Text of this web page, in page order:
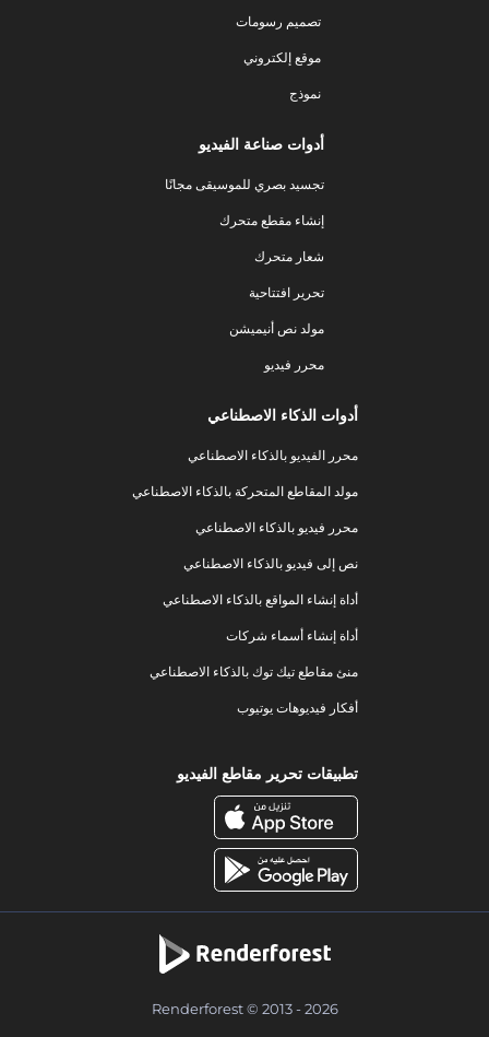
تصميم رسومات
موقع إلكتروني
نموذج
أدوات صناعة الفيديو
تجسيد بصري للموسيقى مجانًا
إنشاء مقطع متحرك
شعار متحرك
تحرير افتتاحية
مولد نص أنيميشن
محرر فيديو
أدوات الذكاء الاصطناعي
محرر الفيديو بالذكاء الاصطناعي
مولد المقاطع المتحركة بالذكاء الاصطناعي
محرر فيديو بالذكاء الاصطناعي
نص إلى فيديو بالذكاء الاصطناعي
أداة إنشاء المواقع بالذكاء الاصطناعي
أداة إنشاء أسماء شركات
منئ مقاطع تيك توك بالذكاء الاصطناعي
أفكار فيديوهات يوتيوب
تطبيقات تحرير مقاطع الفيديو
Renderforest © 2013 - 2026